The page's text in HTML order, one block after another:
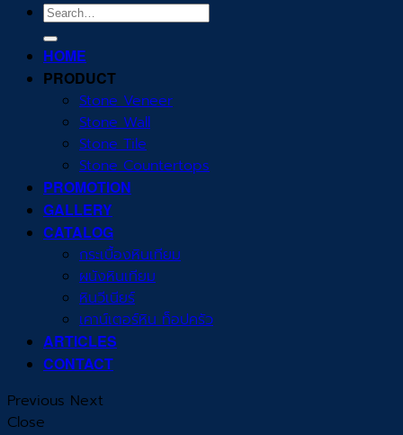
Search
for:
HOME
PRODUCT
Stone Veneer
Stone Wall
Stone Tile
Stone Countertops
PROMOTION
GALLERY
CATALOG
กระเบื้องหินเทียม
ผนังหินเทียม
หินวีเนียร์
เคาน์เตอร์หิน ท็อปครัว
ARTICLES
CONTACT
Previous Next
Close